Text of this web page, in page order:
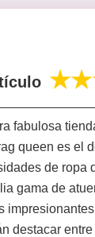
fabulosa
queen es el
de ropa
gama de
destacar